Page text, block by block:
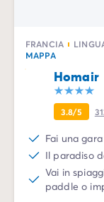
Lo spirito
Vivi l'esperienza
L'Esperienza
Servizi & info utili
I nostri servizi
Il Servizio
Prima di partire
Assicurazione
Modalità di
FRANCIA
MAPPA
Homair
3.8/5
Fai una
Il paradiso
Vai in
paddle o